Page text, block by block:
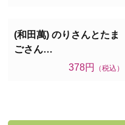
(和田萬) のりさんとたま
ごさん…
378円
（税込）